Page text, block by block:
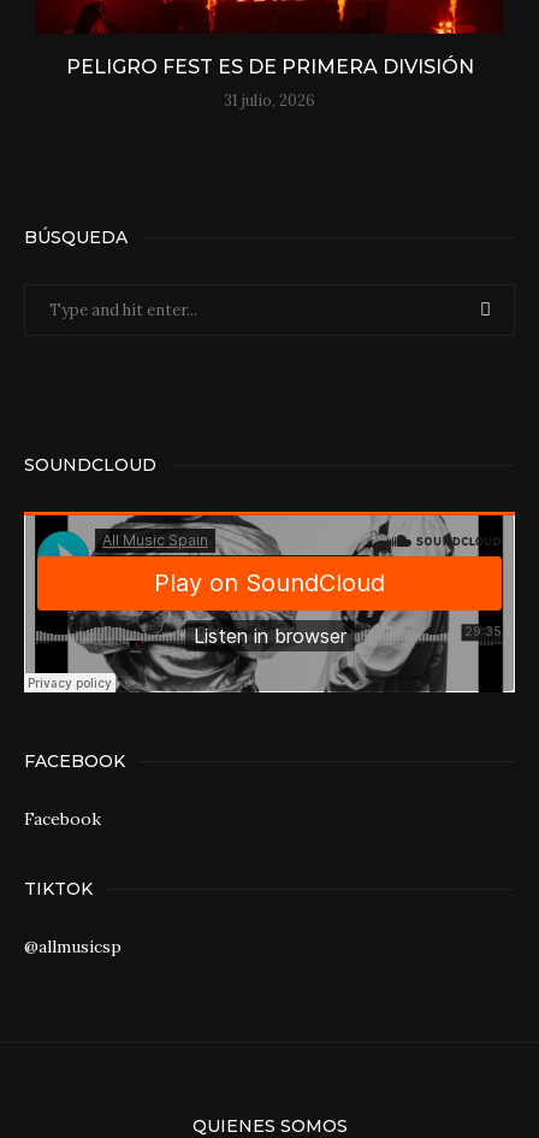
PELIGRO FEST ES DE PRIMERA DIVISIÓN
31 julio, 2026
BÚSQUEDA
SOUNDCLOUD
FACEBOOK
Facebook
TIKTOK
@allmusicsp
QUIENES SOMOS